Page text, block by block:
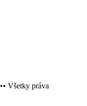
•• Všetky práva